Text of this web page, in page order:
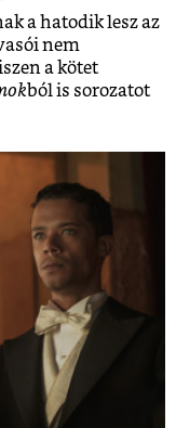
a hatodik lesz az
nem
a kötet
ból is sorozatot